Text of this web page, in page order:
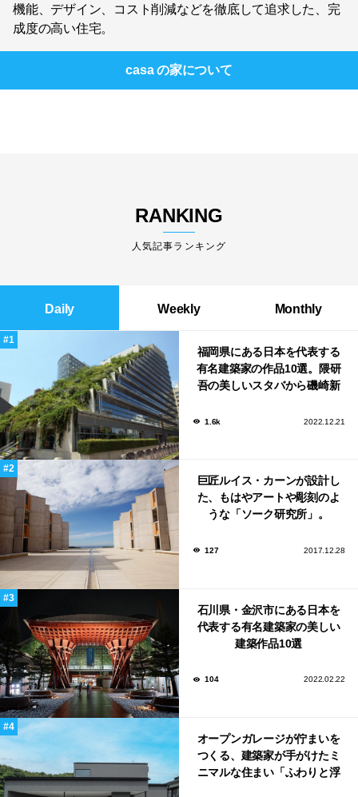
機能、デザイン、コスト削減などを徹底して追求した、完
成度の高い住宅。
casa の家について
RANKING
人気記事ランキング
Daily Weekly Monthly
福岡県にある日本を代表する
有名建築家の作品10選。隈研
吾の美しいスタバから磯崎新
1.6k 2022.12.21
巨匠ルイス・カーンが設計し
た、もはやアートや彫刻のよ
うな「ソーク研究所」。
127 2017.12.28
石川県・金沢市にある日本を
代表する有名建築家の美しい
建築作品10選
104 2022.02.22
オープンガレージが佇まいを
つくる、建築家が手がけたミ
ニマルな住まい「ふわりと浮